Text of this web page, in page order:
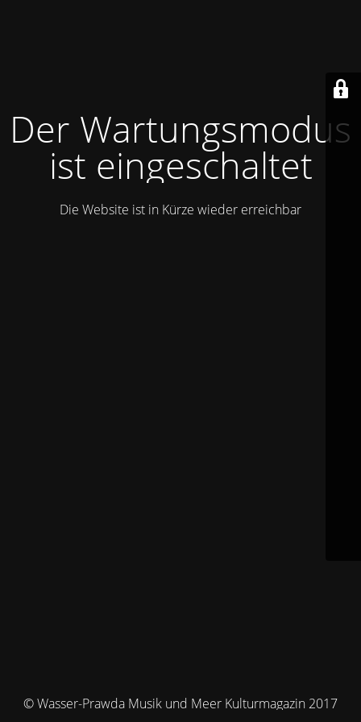
Der Wartungsmodus
ist eingeschaltet
Die Website ist in Kürze wieder erreichbar
© Wasser-Prawda Musik und Meer Kulturmagazin 2017